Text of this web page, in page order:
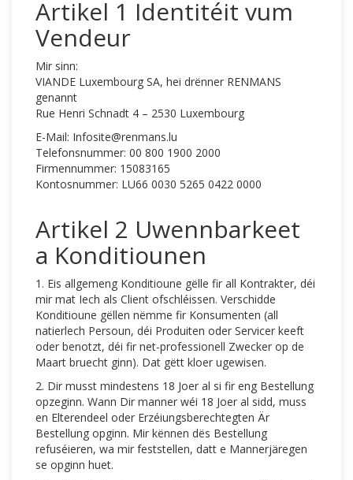
Artikel 1 Identitéit vum
Vendeur
Mir sinn:
VIANDE Luxembourg SA, hei drënner RENMANS
genannt
Rue Henri Schnadt 4 – 2530 Luxembourg
E-Mail: Infosite@renmans.lu
Telefonsnummer: 00 800 1900 2000
Firmennummer: 15083165
Kontosnummer: LU66 0030 5265 0422 0000
Artikel 2 Uwennbarkeet
a Konditiounen
1. Eis allgemeng Konditioune gëlle fir all Kontrakter, déi
mir mat Iech als Client ofschléissen. Verschidde
Konditioune gëllen nëmme fir Konsumenten (all
natierlech Persoun, déi Produiten oder Servicer keeft
oder benotzt, déi fir net-professionell Zwecker op de
Maart bruecht ginn). Dat gëtt kloer ugewisen.
2. Dir musst mindestens 18 Joer al si fir eng Bestellung
opzeginn. Wann Dir manner wéi 18 Joer al sidd, muss
en Elterendeel oder Erzéiungsberechtegten Är
Bestellung opginn. Mir kënnen dës Bestellung
refuséieren, wa mir feststellen, datt e Mannerjäregen
se opginn huet.